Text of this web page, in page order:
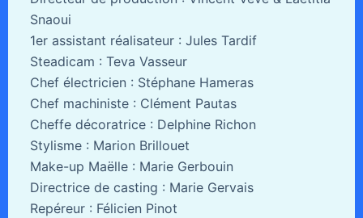
Snaoui
1er assistant réalisateur : Jules Tardif
Steadicam : Teva Vasseur
Chef électricien : Stéphane Hameras
Chef machiniste : Clément Pautas
Cheffe décoratrice : Delphine Richon
Stylisme : Marion Brillouet
Make-up Maëlle : Marie Gerbouin
Directrice de casting : Marie Gervais
Repéreur : Félicien Pinot